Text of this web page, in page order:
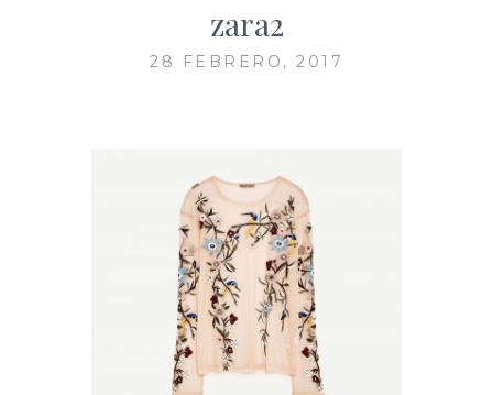
zara2
28 FEBRERO, 2017